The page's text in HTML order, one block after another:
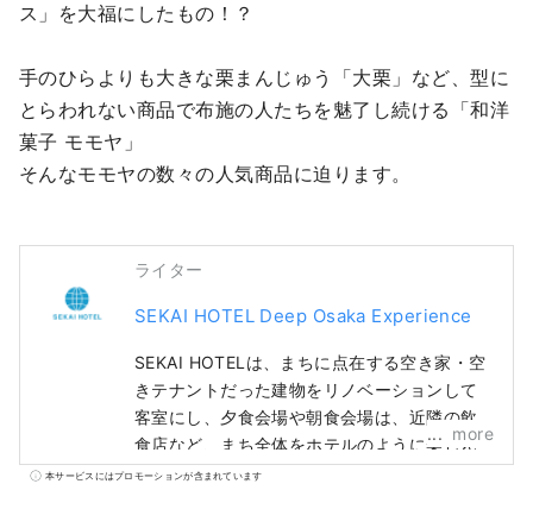
ス」を大福にしたもの！？
手のひらよりも大きな栗まんじゅう「大栗」など、型に
とらわれない商品で布施の人たちを魅了し続ける「和洋
菓子 モモヤ」
そんなモモヤの数々の人気商品に迫ります。
ライター
SEKAI HOTEL Deep Osaka Experience
SEKAI HOTELは、まちに点在する空き家・空
きテナントだった建物をリノベーションして
客室にし、夕食会場や朝食会場は、近隣の飲
食店など、まち全体をホテルのように楽しん
でいただける「まちごとホテル」です。
more
本サービスにはプロモーションが含まれています